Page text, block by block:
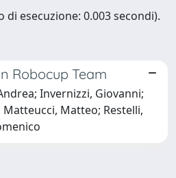
di esecuzione: 0.003 secondi).
Robocup Team
Invernizzi, Giovanni;
Matteucci, Matteo; Restelli,